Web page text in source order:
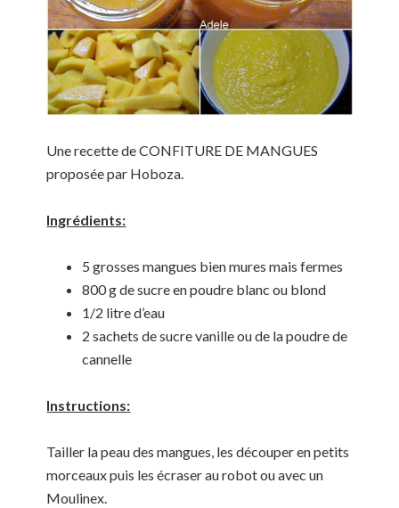
Une recette de CONFITURE DE MANGUES
proposée par Hoboza.
Ingrédients:
5 grosses mangues bien mures mais fermes
800 g de sucre en poudre blanc ou blond
1/2 litre d’eau
2 sachets de sucre vanille ou de la poudre de
cannelle
Instructions:
Tailler la peau des mangues, les découper en petits
morceaux puis les écraser au robot ou avec un
Moulinex.